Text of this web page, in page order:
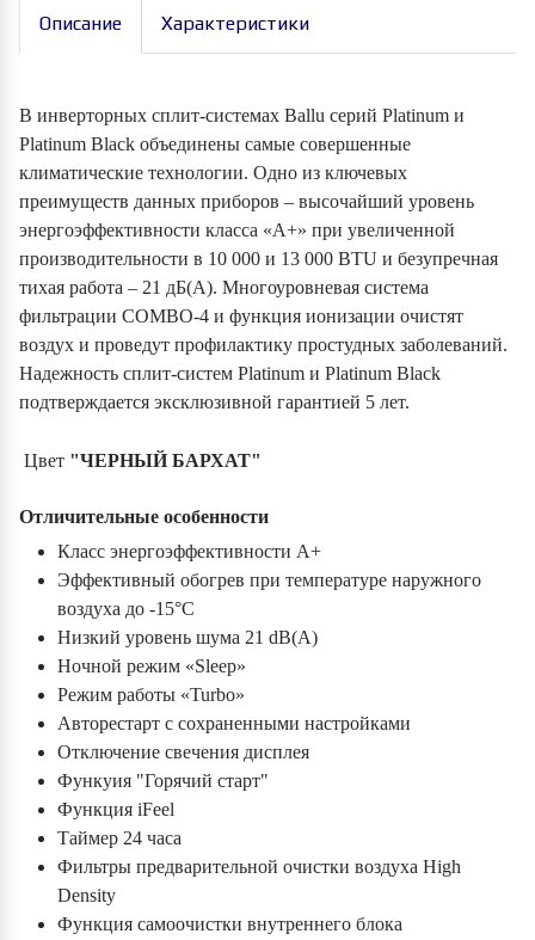
Описание Характеристики
В инверторных сплит-системах Ballu серий Platinum и
Platinum Black объединены самые совершенные
климатические технологии. Одно из ключевых
преимуществ данных приборов – высочайший уровень
энергоэффективности класса «А+» при увеличенной
производительности в 10 000 и 13 000 BTU и безупречная
тихая работа – 21 дБ(А). Многоуровневая система
фильтрации COMBO-4 и функция ионизации очистят
воздух и проведут профилактику простудных заболеваний.
Надежность сплит-систем Platinum и Platinum Black
подтверждается эксклюзивной гарантией 5 лет.
Цвет "ЧЕРНЫЙ БАРХАТ"
Отличительные особенности
Класс энергоэффективности A+
Эффективный обогрев при температуре наружного
воздуха до -15°С
Низкий уровень шума 21 dB(A)
Ночной режим «Sleep»
Режим работы «Turbo»
Авторестарт с сохраненными настройками
Отключение свечения дисплея
Функуия "Горячий старт"
Функция iFeel
Таймер 24 часа
Фильтры предварительной очистки воздуха High
Density
Функция самоочистки внутреннего блока